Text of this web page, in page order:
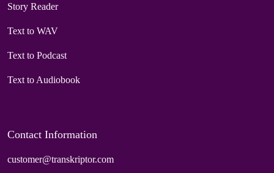
Story Reader
Text to WAV
Text to Podcast
Text to Audiobook
Contact Information
customer@transkriptor.com